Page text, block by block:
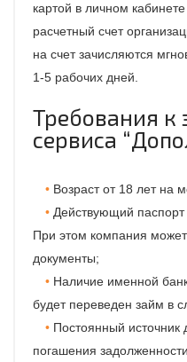
картой в личном
расчетный счет
на счет зачисляются
1-5 рабочих дней.
Требования
сервиса
Возраст от 18 лет на
Действующий
При этом компания
документы;
Наличие именной
будет переведен займ в
Постоянный источник
погашения